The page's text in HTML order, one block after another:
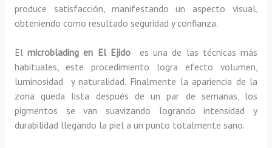
produce satisfacción, manifestando un aspecto visual,
obteniendo como resultado seguridad y confianza.
Elmicroblading en El Ejido es una de las técnicas más
habituales, este procedimiento logra efecto volumen,
luminosidad y naturalidad. Finalmente la apariencia de la
zona queda lista después de un par de semanas, los
pigmentos se van suavizando logrando intensidad y
durabilidad llegando la piel a un punto totalmente sano.